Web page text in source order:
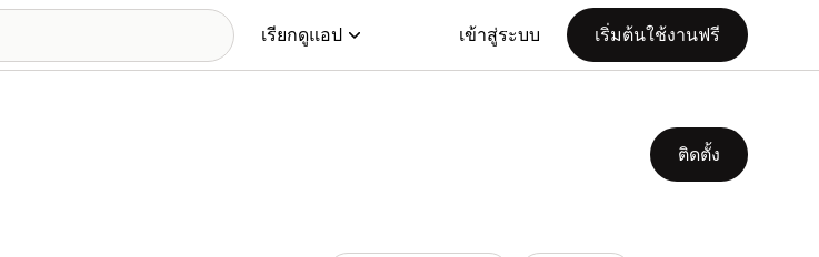
เรียกดูแอป เข้าสู่ระบบ เริ่มต้นใช้งานฟรี
ติดตั้ง